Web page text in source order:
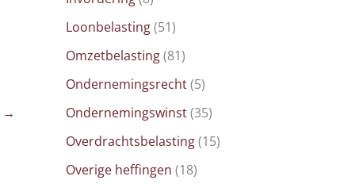
→
Loonbelasting(51)
Omzetbelasting(81)
Ondernemingsrecht(5)
Ondernemingswinst(35)
Overdrachtsbelasting(15)
Overige heffingen (18)